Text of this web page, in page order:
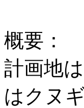
概要：
計画地
はクヌ